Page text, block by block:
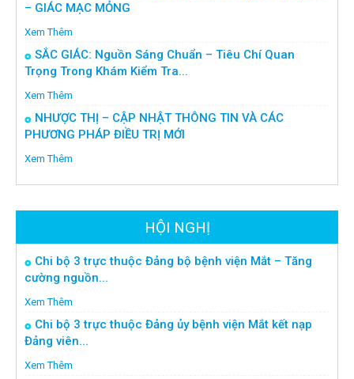
– GIÁC MẠC MỎNG
Xem Thêm
SẮC GIÁC: Nguồn Sáng Chuẩn – Tiêu Chí Quan
Trọng Trong Khám Kiểm Tra...
Xem Thêm
NHƯỢC THỊ – CẬP NHẬT THÔNG TIN VÀ CÁC
PHƯƠNG PHÁP ĐIỀU TRỊ MỚI
Xem Thêm
HỘI NGHỊ
Chi bộ 3 trực thuộc Đảng bộ bệnh viện Mắt – Tăng
cường nguồn...
Xem Thêm
Chi bộ 3 trực thuộc Đảng ủy bệnh viện Mắt kết nạp
Đảng viên...
Xem Thêm